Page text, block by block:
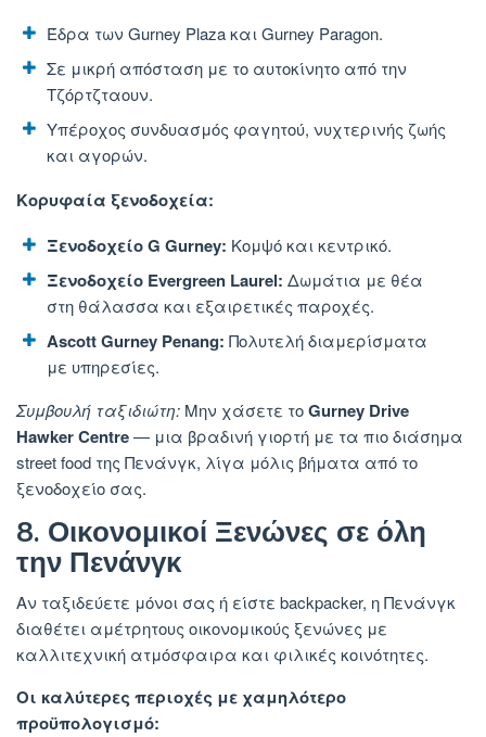
Έδρα των Gurney Plaza και Gurney Paragon.
Σε μικρή απόσταση με το αυτοκίνητο από την
Τζόρτζταουν.
Υπέροχος συνδυασμός φαγητού, νυχτερινής ζωής
και αγορών.
Κορυφαία ξενοδοχεία:
Ξενοδοχείο G Gurney: Κομψό και κεντρικό.
Ξενοδοχείο Evergreen Laurel: Δωμάτια με θέα
στη θάλασσα και εξαιρετικές παροχές.
Ascott Gurney Penang: Πολυτελή διαμερίσματα
με υπηρεσίες.
Συμβουλή ταξιδιώτη: Μην χάσετε τοGurney Drive
Hawker Centre— μια βραδινή γιορτή με τα πιο διάσημα
street food της Πενάνγκ, λίγα μόλις βήματα από το
ξενοδοχείο σας.
8. Οικονομικοί Ξενώνες σε όλη
την Πενάνγκ
Αν ταξιδεύετε μόνοι σας ή είστε backpacker, η Πενάνγκ
διαθέτει αμέτρητους οικονομικούς ξενώνες με
καλλιτεχνική ατμόσφαιρα και φιλικές κοινότητες.
Οι καλύτερες περιοχές με χαμηλότερο
προϋπολογισμό: